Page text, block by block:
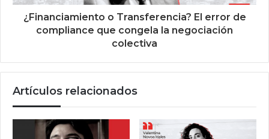
¿Financiamiento o Transferencia? El error de
compliance que congela la negociación
colectiva
Artículos relacionados